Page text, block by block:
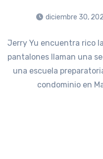
diciembre 30,
Jerry Yu encuentra rico
pantalones llaman una
una escuela
condominio en